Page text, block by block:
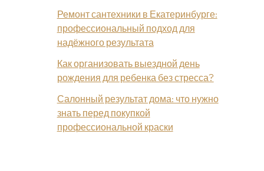
Ремонт сантехники в Екатеринбурге:
профессиональный подход для
надёжного результата
Как организовать выездной день
рождения для ребенка без стресса?
Салонный результат дома: что нужно
знать перед покупкой
профессиональной краски